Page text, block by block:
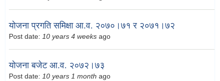
योजना प्रगति समिक्षा आ.व. २०७०।७१ र २०७१।७२
Post date: 10 years 4 weeks ago
योजना बजेट आ.व. २०७२।७३
Post date: 10 years 1 month ago